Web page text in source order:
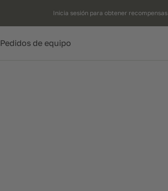
Inicia sesión para obtener recompensas
Pedidos de equipo